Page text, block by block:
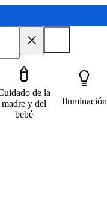
de la
madre y del
bebé
Iluminación